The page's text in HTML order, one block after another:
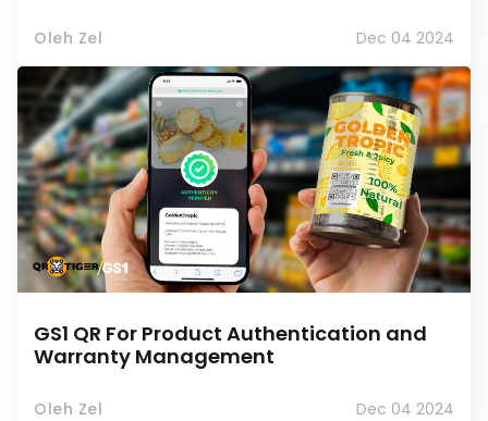
Oleh Zel Dec 04 2024
GS1 QR For Product Authentication and
Warranty Management
Oleh Zel Dec 04 2024